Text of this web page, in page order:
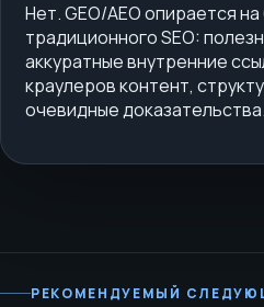
Нет. GEO/AEO опирается
традиционного SEO:
аккуратные внутренние
краулеров контент,
очевидные доказательства.
РЕКОМЕНДУЕМЫЙ